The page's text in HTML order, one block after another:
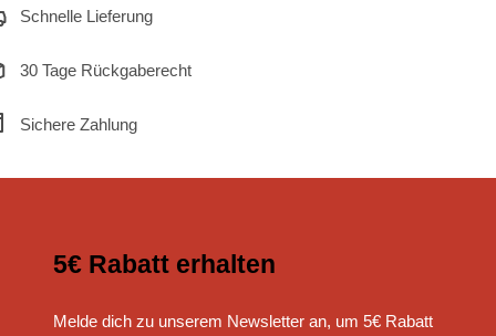
Schnelle Lieferung
30 Tage Rückgaberecht
Sichere Zahlung
5€ Rabatt erhalten
Melde dich zu unserem Newsletter an, um 5€ Rabatt